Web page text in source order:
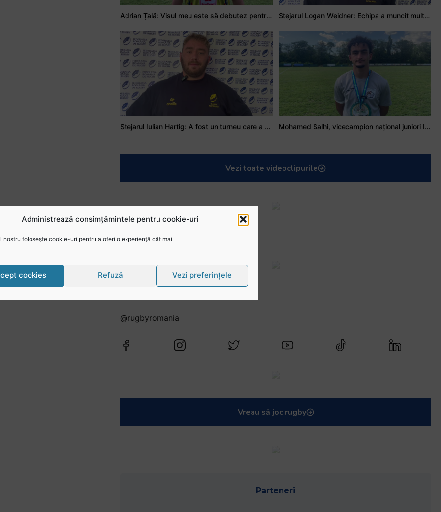
Administrează consimțămintele pentru cookie-uri
nostru folosește cookie-uri pentru a oferi o experiență cât mai
cookies Refuză Vezi preferințele
Adrian Țală: Visul meu este să debutez pentru România Stejarul Logan Weidner: Echipa a muncit mult, iar asta se va vedea în meciurile de la Nations Cup
Stejarul Iulian Hartig: A fost un turneu care a unit mai mult echipa Mohamed Salhi, vicecampion național juniori I: Rugby-ul te învață să accepți și înfrângerile
Vezi toate videoclipurile
@rugbyromania
Vreau să joc rugby
Parteneri